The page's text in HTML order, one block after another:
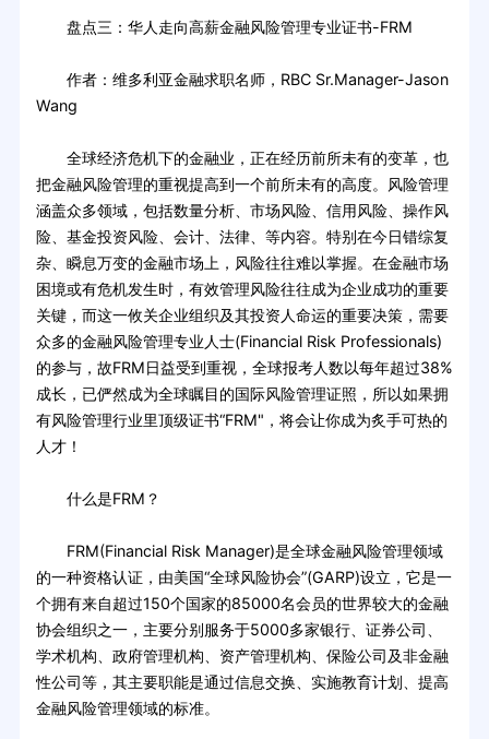
盘点三：华人走向高薪金融风险管理专业证书-FRM
作者：维多利亚金融求职名师，RBC Sr.Manager-Jason
Wang
全球经济危机下的金融业，正在经历前所未有的变革，也
把金融风险管理的重视提高到一个前所未有的高度。风险管理
涵盖众多领域，包括数量分析、市场风险、信用风险、操作风
险、基金投资风险、会计、法律、等内容。特别在今日错综复
杂、瞬息万变的金融市场上，风险往往难以掌握。在金融市场
困境或有危机发生时，有效管理风险往往成为企业成功的重要
关键，而这一攸关企业组织及其投资人命运的重要决策，需要
众多的金融风险管理专业人士(Financial Risk Professionals)
的参与，故FRM日益受到重视，全球报考人数以每年超过38%
成长，已俨然成为全球瞩目的国际风险管理证照，所以如果拥
有风险管理行业里顶级证书“FRM"，将会让你成为炙手可热的
人才！
什么是FRM？
FRM(Financial Risk Manager)是全球金融风险管理领域
的一种资格认证，由美国“全球风险协会”(GARP)设立，它是一
个拥有来自超过150个国家的85000名会员的世界较大的金融
协会组织之一，主要分别服务于5000多家银行、证券公司、
学术机构、政府管理机构、资产管理机构、保险公司及非金融
性公司等，其主要职能是通过信息交换、实施教育计划、提高
金融风险管理领域的标准。